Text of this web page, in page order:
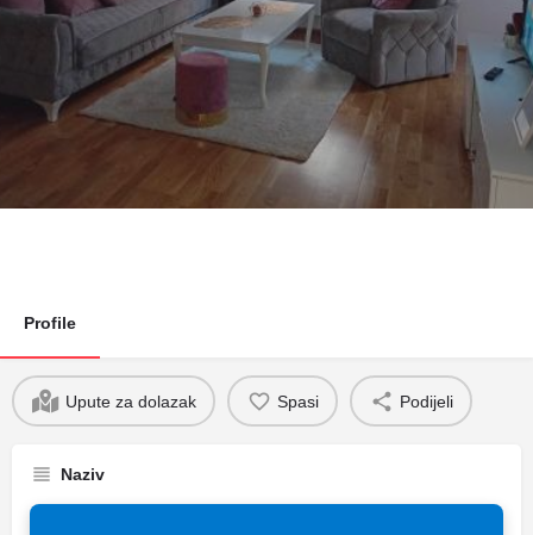
Profile
Upute za dolazak Spasi Podijeli
Naziv